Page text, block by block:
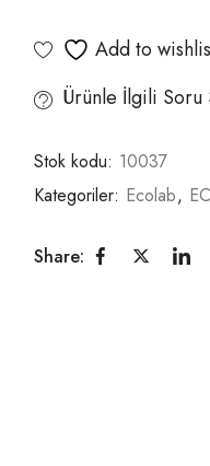
Add to
Ürünle İlgili
Stok kodu: 10037
Kategoriler: Ecolab,
Share: